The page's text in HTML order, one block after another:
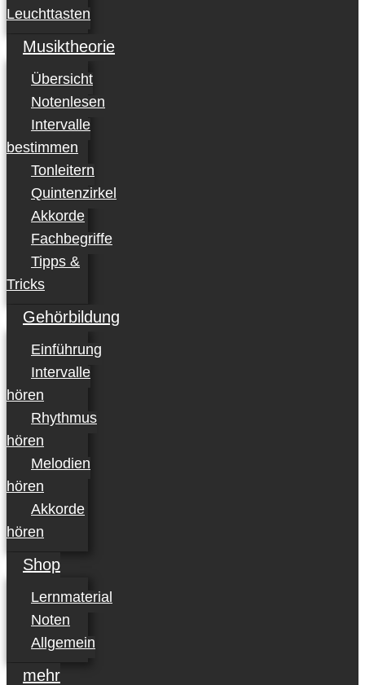
Leuchttasten
Musiktheorie
Übersicht
Notenlesen
Intervalle
bestimmen
Tonleitern
Quintenzirkel
Akkorde
Fachbegriffe
Tipps &
Tricks
Gehörbildung
Einführung
Intervalle
hören
Rhythmus
hören
Melodien
hören
Akkorde
hören
Shop
Lernmaterial
Noten
Allgemein
mehr